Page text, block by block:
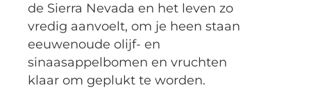
de Sierra Nevada en het leven zo
vredig aanvoelt, om je heen staan
eeuwenoude olijf- en
sinaasappelbomen en vruchten
klaar om geplukt te worden.